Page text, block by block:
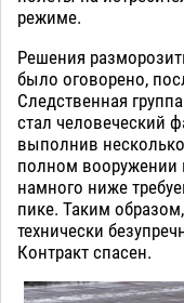
режиме.
Решения
было оговорено,
Следственная
стал человеческий
выполнив
полном вооружении
намного ниже
пике. Таким
технически
Контракт спасен.